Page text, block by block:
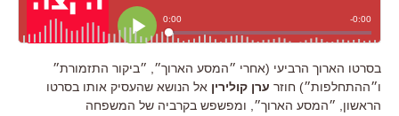
בסרטו הארוך הרביעי (אחרי ״המסע הארוך״, ״ביקור התזמורת״
ו״ההתחלפות״) חוזר ערן קולירין אל הנושא שהעסיק אותו בסרטו
הראשון, ״המסע הארוך״, ומפשפש בקרביה של המשפחה